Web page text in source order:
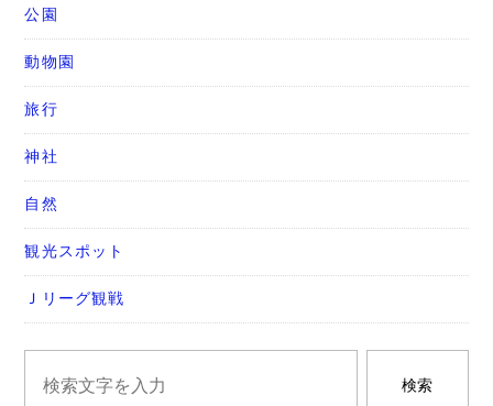
公園
動物園
旅行
神社
自然
観光スポット
Ｊリーグ観戦
検索